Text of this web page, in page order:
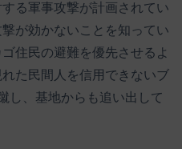
る軍事攻撃が計画されてい
が効かないことを知ってい
住民の避難を優先させるよ
た民間人を信用できないブ
し、基地からも追い出して